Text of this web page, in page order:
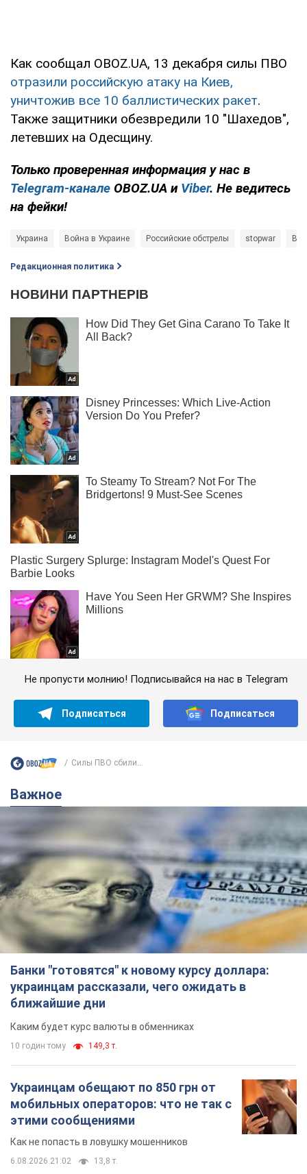
Как сообщал OBOZ.UA, 13 декабря силы ПВО
отразили российскую атаку на Киев,
уничтожив все 10 баллистических ракет.
Также защитники обезвредили 10 "Шахедов",
летевших на Одесщину.
Только проверенная информация у нас в
Telegram-канале OBOZ.UA и Viber. Не ведитесь
на фейки!
Украина Война в Украине Российские обстрелы stopwar
Редакционная политика
Не пропусти молнию! Подписывайся на нас в Telegram
Подписаться Подписаться
Силы ПВО сбили...
Важное
Банки "готовятся" к новому курсу доллара:
украинцам рассказали, чего ожидать в
ближайшие дни
Каким будет курс валюты в обменниках
10 годин тому 149,3 т.
Украинцам обещают по 850 грн от
мобильных операторов: что не так с
этими сообщениями
Как не попасть в ловушку мошенников
6.08.2026 21:02 13,8 т.